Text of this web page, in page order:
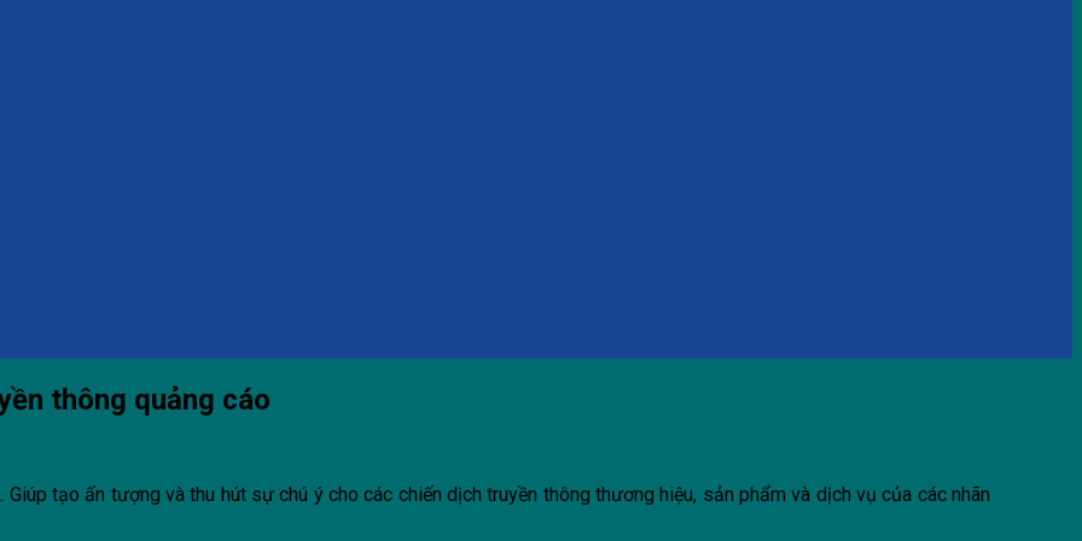
thông quảng cáo
tạo ấn tượng và thu hút sự chú ý cho các chiến dịch truyền thông thương hiệu, sản phẩm và dịch vụ của các nhãn